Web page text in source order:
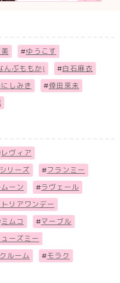
#ゆうこす
んぶももか) #白石麻衣
しみき #倖田來未
レヴィア
リーズ #フランミー
ーン #ラヴェール
リアワンデー
ミムコ #マーブル
ューズミー
クルーム #モラク